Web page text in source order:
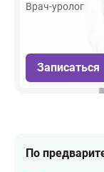
Врач-уролог
Записаться
По